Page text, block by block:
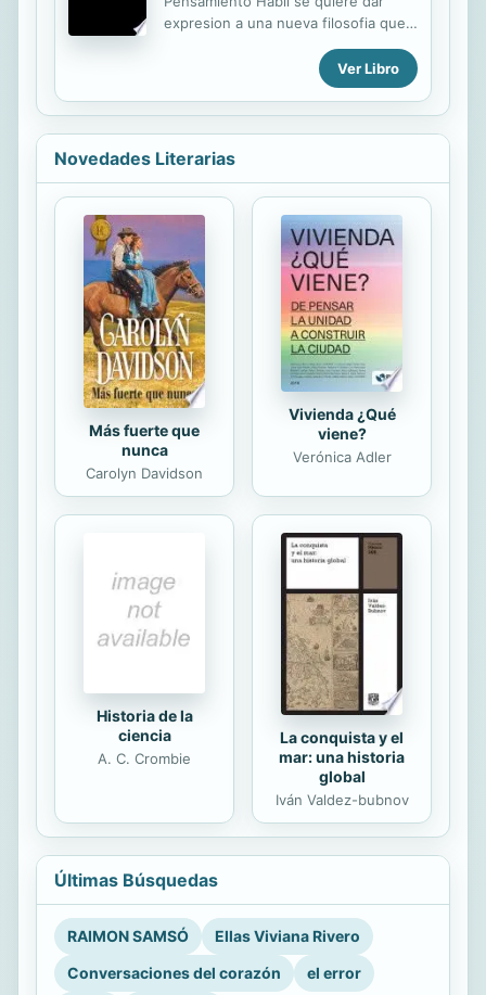
que hay tres cosas en la vida que
son fundamentales: la primera
Çsaber quiŽn eresÈ, la segunda
ÇquŽ quieresÈ y la tercera ÇquŽ
quiere Dios de tiÈ. Estas...
expresion a una nueva filosofia que
atribuida ya a Anaxagoras de que "la
inteligencia proviene de las manos."
la aparicion de la Antropologia
evolucionista y la Psicologia evolutiva
positiva sobre la que poder
fundamentar una reflexion filosofica
en torno al papel de las habilidades
corporales en general, y manuales
en especial, en el desarrollo de la
comprension y dominio racional del
mundo. Ello exige entonces una
nueva...
Ver Libro
Novedades Literarias
Más fuerte que
nunca
Carolyn Davidson
Vivienda ¿Qué
viene?
Verónica Adler
Historia de la
ciencia
A. C. Crombie
La conquista y el
mar: una historia
global
Iván Valdez-bubnov
Últimas Búsquedas
RAIMON SAMSÓ
Ellas Viviana Rivero
Conversaciones del corazón
el error